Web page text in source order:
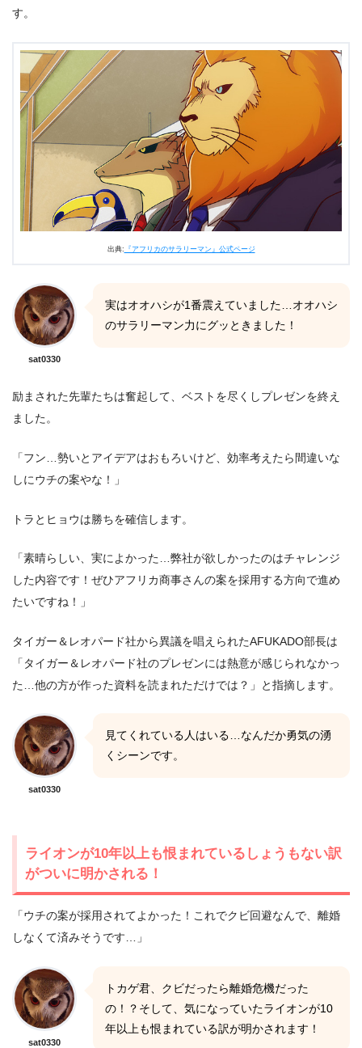
す。
出典: 『アフリカのサラリーマン』公式ページ
sat0330
実はオオハシが1番震えていました…オオハシ
のサラリーマン力にグッときました！
励まされた先輩たちは奮起して、ベストを尽くしプレゼンを終え
ました。
「フン…勢いとアイデアはおもろいけど、効率考えたら間違いな
しにウチの案やな！」
トラとヒョウは勝ちを確信します。
「素晴らしい、実によかった…弊社が欲しかったのはチャレンジ
した内容です！ぜひアフリカ商事さんの案を採用する方向で進め
たいですね！」
タイガー＆レオパード社から異議を唱えられたAFUKADO部長は
「タイガー＆レオパード社のプレゼンには熱意が感じられなかっ
た…他の方が作った資料を読まれただけでは？」と指摘します。
sat0330
見てくれている人はいる…なんだか勇気の湧
くシーンです。
ライオンが10年以上も恨まれているしょうもない訳
がついに明かされる！
「ウチの案が採用されてよかった！これでクビ回避なんで、離婚
しなくて済みそうです…」
sat0330
トカゲ君、クビだったら離婚危機だった
の！？そして、気になっていたライオンが10
年以上も恨まれている訳が明かされます！